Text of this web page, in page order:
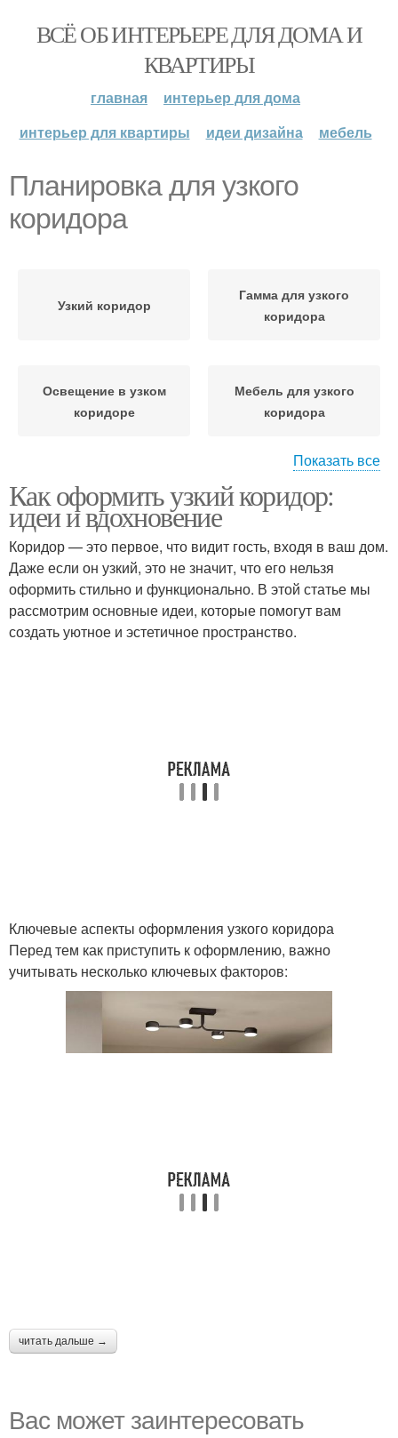
ВСЁ ОБ ИНТЕРЬЕРЕ ДЛЯ ДОМА И
КВАРТИРЫ
главная
интерьер для дома
интерьер для квартиры
идеи дизайна мебель
Планировка для узкого
коридора
Узкий коридор
Гамма для узкого
коридора
Освещение в узком
коридоре
Мебель для узкого
коридора
Коридор в квартире
Освещение для узкого
коридора
Картины в узкой
прихожей
Фотографии в узком
коридоре
Показать все
Как оформить узкий коридор:
идеи и вдохновение
Коридор — это первое, что видит гость, входя в ваш дом.
Даже если он узкий, это не значит, что его нельзя
оформить стильно и функционально. В этой статье мы
рассмотрим основные идеи, которые помогут вам
создать уютное и эстетичное пространство.
Ключевые аспекты оформления узкого коридора
Перед тем как приступить к оформлению, важно
учитывать несколько ключевых факторов:
читать дальше →
Вас может заинтересовать